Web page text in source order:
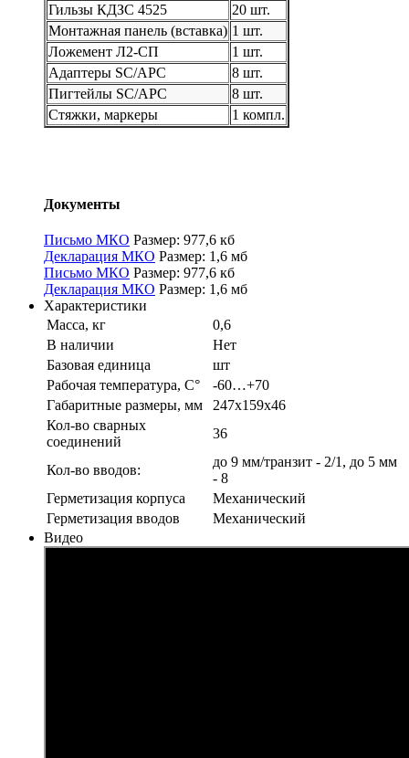
Гильзы КДЗС 4525
20 шт.
Монтажная панель (вставка) 1 шт.
Ложемент Л2-СП
1 шт.
Адаптеры SC/APC
8 шт.
Пигтейлы SC/APC
8 шт.
Стяжки, маркеры
1 компл.
Документы
Письмо МКО Размер: 977,6 кб
Декларация МКО Размер: 1,6 мб
Письмо МКО Размер: 977,6 кб
Декларация МКО Размер: 1,6 мб
Характеристики
Масса, кг
0,6
В наличии
Нет
Базовая единица
шт
Рабочая температура, С°
-60…+70
Габаритные размеры, мм
247х159х46
Кол-во сварных
соединений
36
Кол-во вводов:
до 9 мм/транзит - 2/1, до 5 мм
- 8
Герметизация корпуса
Механический
Герметизация вводов
Механический
Видео